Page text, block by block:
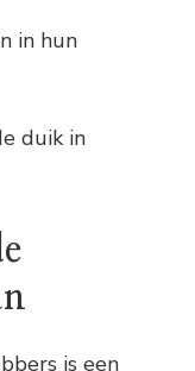
in hun
duik in
is een